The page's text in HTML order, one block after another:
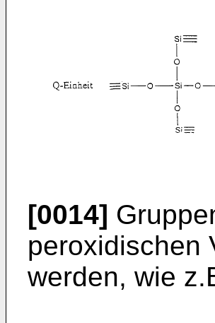
[0014]
peroxidischen
werden, wie